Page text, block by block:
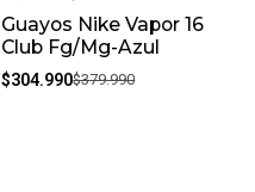
-20%
Guayos Nike Vapor 16
Club Fg/Mg-Azul
$304.990$379.990